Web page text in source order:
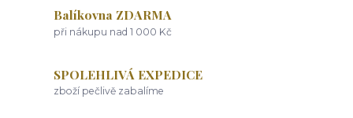
Balíkovna ZDARMA
při nákupu nad 1 000 Kč
SPOLEHLIVÁ EXPEDICE
zboží pečlivě zabalíme